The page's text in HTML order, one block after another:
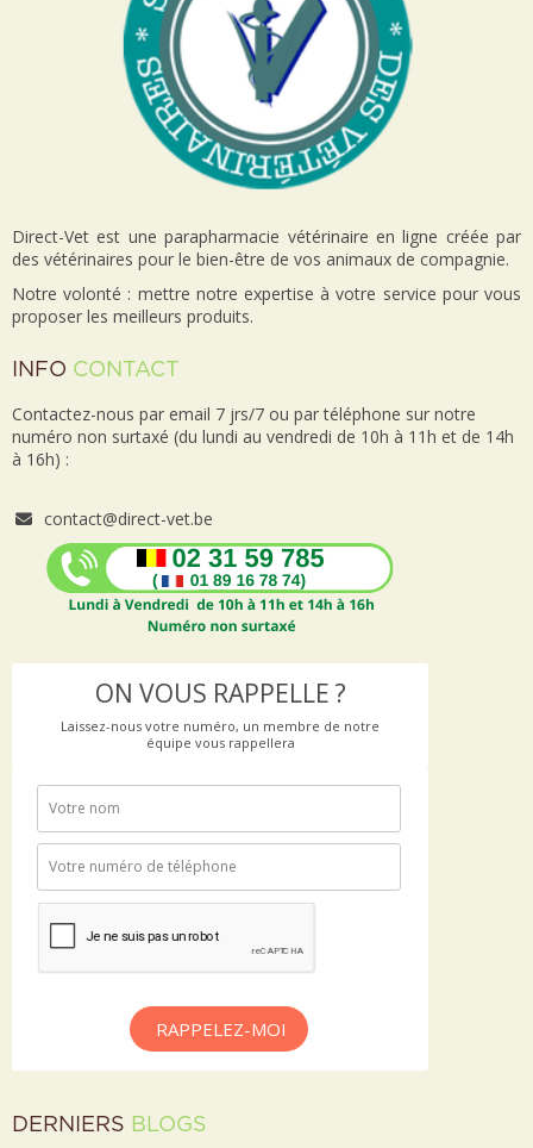
Direct-Vet est une parapharmacie vétérinaire en ligne créée par
des vétérinaires pour le bien-être de vos animaux de compagnie.
Notre volonté : mettre notre expertise à votre service pour vous
proposer les meilleurs produits.
INFO CONTACT
Contactez-nous par email 7 jrs/7 ou par téléphone sur notre
numéro non surtaxé (du lundi au vendredi de 10h à 11h et de 14h
à 16h) :
contact@direct-vet.be
ON VOUS RAPPELLE ?
Laissez-nous votre numéro, un membre de notre
équipe vous rappellera
RAPPELEZ-MOI
DERNIERS BLOGS